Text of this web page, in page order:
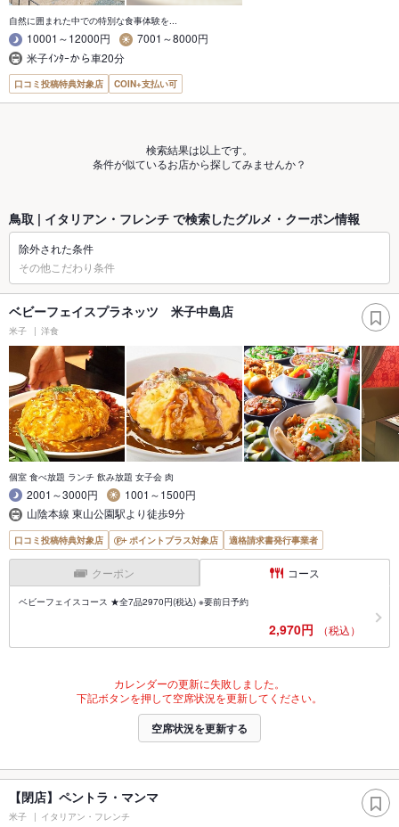
自然に囲まれた中での特別な食事体験を...
10001～12000円
7001～8000円
米子ｲﾝﾀｰから車20分
口コミ投稿特典対象店 COIN+支払い可
検索結果は以上です。
条件が似ているお店から探してみませんか？
鳥取 | イタリアン・フレンチ で検索したグルメ・クーポン情報
除外された条件
その他こだわり条件
ベビーフェイスプラネッツ 米子中島店
米子 洋食
個室 食べ放題 ランチ 飲み放題 女子会 肉
2001～3000円
1001～1500円
山陰本線 東山公園駅より徒歩9分
口コミ投稿特典対象店 ポイントプラス対象店 適格請求書発行事業者
クーポン コース
ベビーフェイスコース ★全7品2970円(税込) ※要前日予約
2,970円 （税込）
カレンダーの更新に失敗しました。
下記ボタンを押して空席状況を更新してください。
空席状況を更新する
【閉店】ペントラ・マンマ
米子 イタリアン・フレンチ